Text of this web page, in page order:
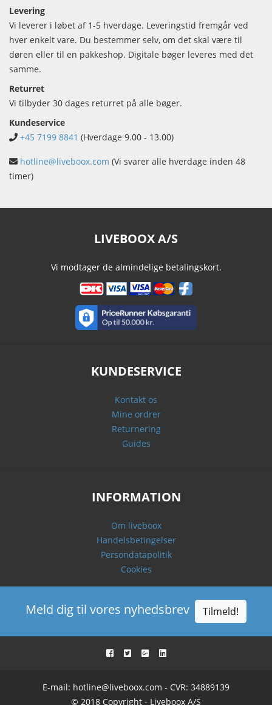
Levering
Vi leverer i løbet af 1-5 hverdage. Leveringstid fremgår ved
hver enkelt vare. Du bestemmer selv, om det skal være til
døren eller til en pakkeshop. Digitale bøger leveres med det
samme.
Returret
Vi tilbyder 30 dages returret på alle bøger.
Kundeservice
+45 7199 8841 (Hverdage 9.00 - 13.00)
hotline@liveboox.com (Vi svarer alle hverdage inden 48
timer)
LIVEBOOX A/S
Vi modtager de almindelige betalingskort.
KUNDESERVICE
Kontakt os
Mine ordrer
Returnering
Guides
INFORMATION
Om liveboox
Handelsbetingelser
Persondatapolitik
Cookies
Meld dig til vores nyhedsbrev Tilmeld!
E-mail: hotline@liveboox.com - CVR: 34889139
© 2018 Copyright - Liveboox A/S